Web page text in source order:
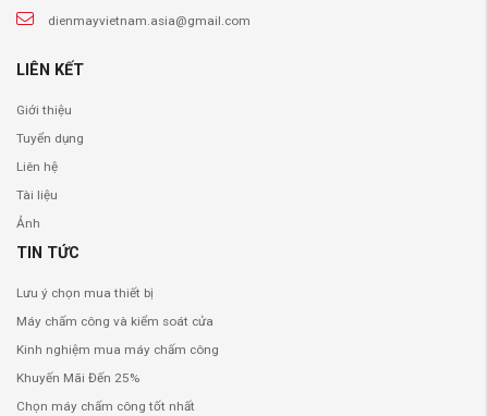
dienmayvietnam.asia@gmail.com
LIÊN KẾT
Giới thiệu
Tuyển dụng
Liên hệ
Tài liệu
Ảnh
TIN TỨC
Lưu ý chọn mua thiết bị
Máy chấm công và kiểm soát cửa
Kinh nghiệm mua máy chấm công
Khuyến Mãi Đến 25%
Chọn máy chấm công tốt nhất